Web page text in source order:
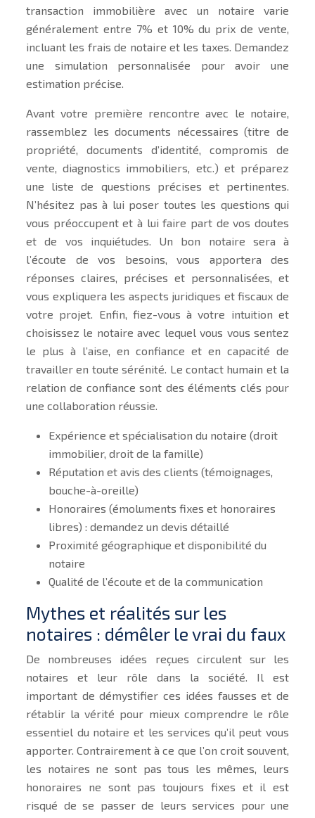
transaction immobilière avec un notaire varie
généralement entre 7% et 10% du prix de vente,
incluant les frais de notaire et les taxes. Demandez
une simulation personnalisée pour avoir une
estimation précise.
Avant votre première rencontre avec le notaire,
rassemblez les documents nécessaires (titre de
propriété, documents d’identité, compromis de
vente, diagnostics immobiliers, etc.) et préparez
une liste de questions précises et pertinentes.
N’hésitez pas à lui poser toutes les questions qui
vous préoccupent et à lui faire part de vos doutes
et de vos inquiétudes. Un bon notaire sera à
l’écoute de vos besoins, vous apportera des
réponses claires, précises et personnalisées, et
vous expliquera les aspects juridiques et fiscaux de
votre projet. Enfin, fiez-vous à votre intuition et
choisissez le notaire avec lequel vous vous sentez
le plus à l’aise, en confiance et en capacité de
travailler en toute sérénité. Le contact humain et la
relation de confiance sont des éléments clés pour
une collaboration réussie.
Expérience et spécialisation du notaire (droit
immobilier, droit de la famille)
Réputation et avis des clients (témoignages,
bouche-à-oreille)
Honoraires (émoluments fixes et honoraires
libres) : demandez un devis détaillé
Proximité géographique et disponibilité du
notaire
Qualité de l’écoute et de la communication
Mythes et réalités sur les
notaires : démêler le vrai du faux
De nombreuses idées reçues circulent sur les
notaires et leur rôle dans la société. Il est
important de démystifier ces idées fausses et de
rétablir la vérité pour mieux comprendre le rôle
essentiel du notaire et les services qu’il peut vous
apporter. Contrairement à ce que l’on croit souvent,
les notaires ne sont pas tous les mêmes, leurs
honoraires ne sont pas toujours fixes et il est
risqué de se passer de leurs services pour une